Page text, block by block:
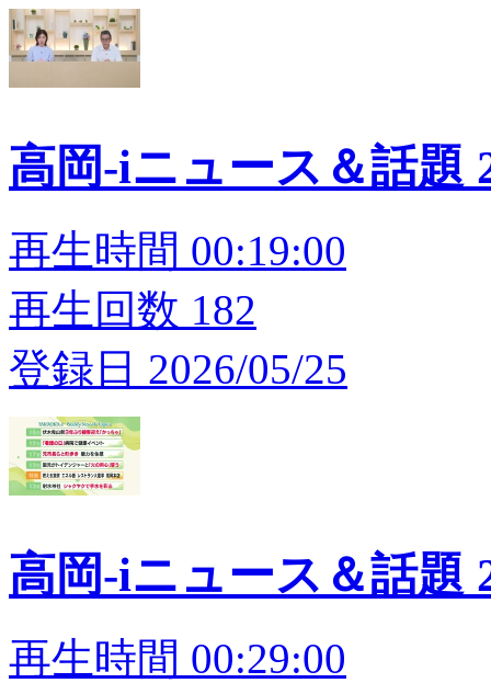
高岡-iニュース＆話題
再生時間 00:19:00
再生回数 182
登録日 2026/05/25
高岡-iニュース＆話題
再生時間 00:29:00